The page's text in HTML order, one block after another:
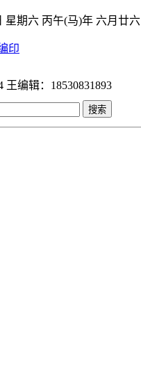
星期六 丙午(马)年 六月廿六
王编辑：18530831893
搜索